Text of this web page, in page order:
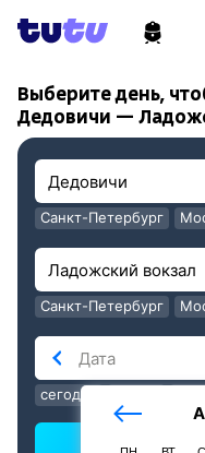
Выберите день,
Дедовичи —
Санкт-Петербург
Санкт-Петербург
сегодня